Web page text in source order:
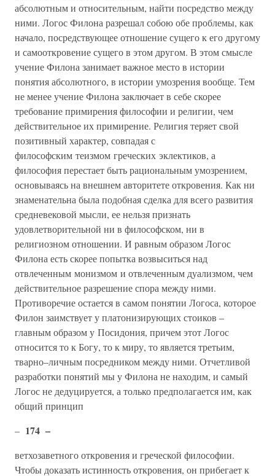
абсолютным и относительным, найти посредство между
ними. Логос Филона разрешал собою обе проблемы, как
начало, посредствующее отношение сущего к его другому
и самооткровение сущего в этом другом. В этом смысле
учение Филона занимает важное место в истории
понятия абсолютного, в истории умозрения вообще. Тем
не менее учение Филона заключает в себе скорее
требование примирения философии и религии, чем
действительное их примирение. Религия теряет свой
позитивный характер, совпадая с
философским теизмом греческих эклектиков, а
философия перестает быть рациональным умозрением,
основываясь на внешнем авторитете откровения. Как ни
знаменательна была подобная сделка для всего развития
средневековой мысли, ее нельзя признать
удовлетворительной ни в философском, ни в
религиозном отношении. И равным образом Логос
Филона есть скорее попытка возвыситься над
отвлеченным монизмом и отвлеченным дуализмом, чем
действительное разрешение спора между ними.
Противоречие остается в самом понятии Логоса, которое
Филон заимствует у платонизирующих стоиков –
главным образом у Посидония, причем этот Логос
относится то к Богу, то к миру, то является третьим,
тварно–личным посредником между ними. Отчетливой
разработки понятий мы у Филона не находим, и самый
Логос не дедуцируется, а только предполагается им, как
общий принцип
– 174 –
ветхозаветного откровения и греческой философии.
Чтобы доказать истинность откровения, он прибегает к